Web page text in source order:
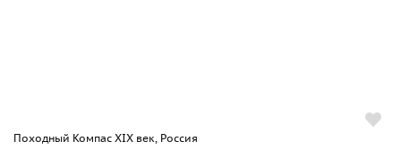
Походный Компас XIX век, Россия